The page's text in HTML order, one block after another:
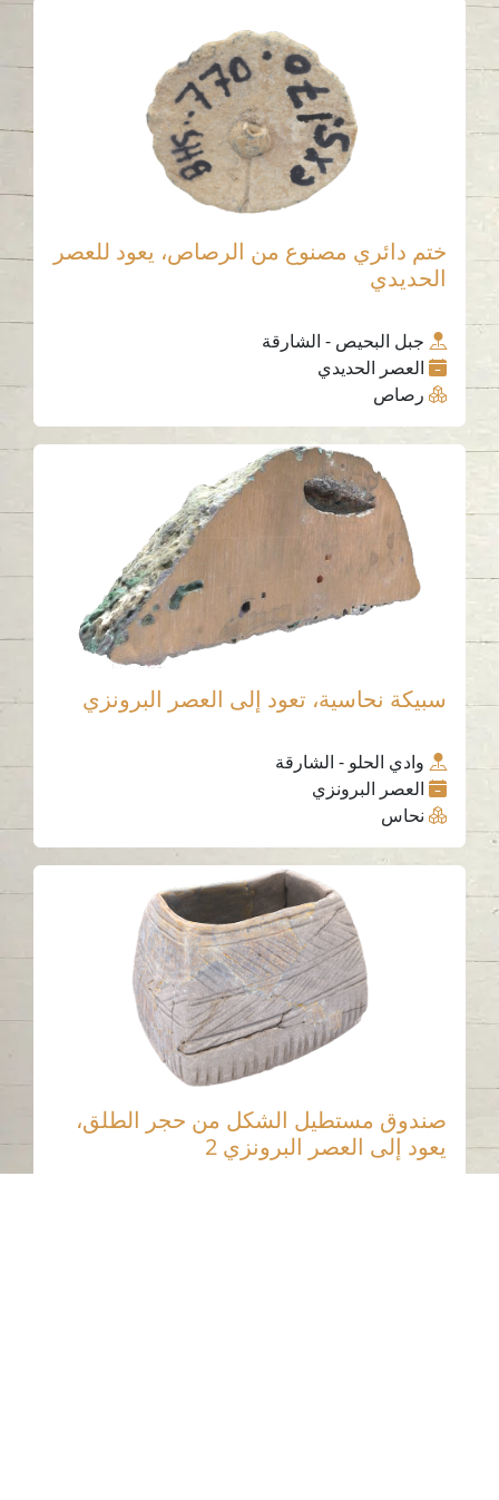
ختم دائري مصنوع من الرصاص، يعود للعصر
الحديدي
جبل البحيص - الشارقة
العصر الحديدي
رصاص
سبيكة نحاسية، تعود إلى العصر البرونزي
وادي الحلو - الشارقة
العصر البرونزي
نحاس
صندوق مستطيل الشكل من حجر الطلق،
يعود إلى العصر البرونزي 2